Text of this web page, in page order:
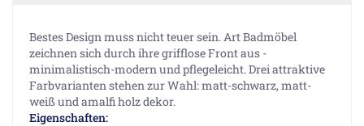
Bestes Design muss nicht teuer sein. Art Badmöbel
zeichnen sich durch ihre grifflose Front aus -
minimalistisch-modern und pflegeleicht. Drei attraktive
Farbvarianten stehen zur Wahl: matt-schwarz, matt-
weiß und amalfi holz dekor.
Eigenschaften: